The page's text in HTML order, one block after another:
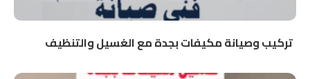
تركيب وصيانة مكيفات بجدة مع الغسيل والتنظيف